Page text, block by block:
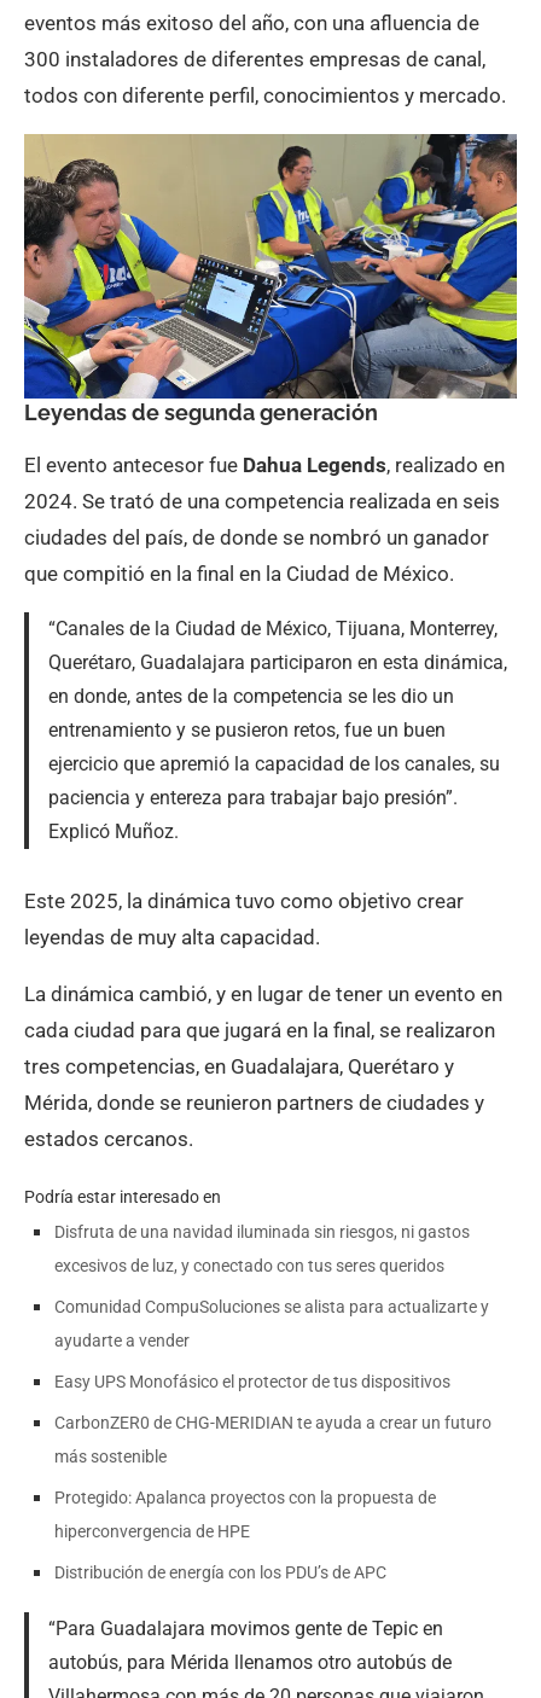
eventos más exitoso del año, con una afluencia de
300 instaladores de diferentes empresas de canal,
todos con diferente perfil, conocimientos y mercado.
Leyendas de segunda generación
El evento antecesor fue Dahua Legends, realizado en
2024. Se trató de una competencia realizada en seis
ciudades del país, de donde se nombró un ganador
que compitió en la final en la Ciudad de México.
“Canales de la Ciudad de México, Tijuana, Monterrey,
Querétaro, Guadalajara participaron en esta dinámica,
en donde, antes de la competencia se les dio un
entrenamiento y se pusieron retos, fue un buen
ejercicio que apremió la capacidad de los canales, su
paciencia y entereza para trabajar bajo presión”.
Explicó Muñoz.
Este 2025, la dinámica tuvo como objetivo crear
leyendas de muy alta capacidad.
La dinámica cambió, y en lugar de tener un evento en
cada ciudad para que jugará en la final, se realizaron
tres competencias, en Guadalajara, Querétaro y
Mérida, donde se reunieron partners de ciudades y
estados cercanos.
Podría estar interesado en
Disfruta de una navidad iluminada sin riesgos, ni gastos
excesivos de luz, y conectado con tus seres queridos
Comunidad CompuSoluciones se alista para actualizarte y
ayudarte a vender
Easy UPS Monofásico el protector de tus dispositivos
CarbonZER0 de CHG-MERIDIAN te ayuda a crear un futuro
más sostenible
Protegido: Apalanca proyectos con la propuesta de
hiperconvergencia de HPE
Distribución de energía con los PDU’s de APC
“Para Guadalajara movimos gente de Tepic en
autobús, para Mérida llenamos otro autobús de